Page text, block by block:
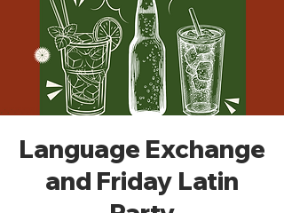
Language Exchange
and Friday Latin